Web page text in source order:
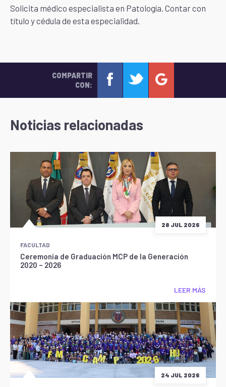
Solicita médico especialista en Patología. Contar con
título y cédula de esta especialidad.
COMPARTIR
CON:
Noticias relacionadas
28 JUL 2026
FACULTAD
Ceremonia de Graduación MCP de la Generación
2020 – 2026
LEER MÁS
24 JUL 2026